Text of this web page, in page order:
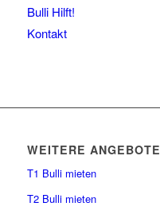
Bulli Hilft!
Kontakt
WEITERE ANGEBOTE
T1 Bulli mieten
T2 Bulli mieten